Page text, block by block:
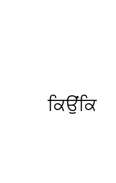
ਕਿਉਂਕਿ